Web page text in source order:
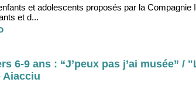
et adolescents proposés par la
et d...
6-9 ans : “J’peux pas j’ai musée”
Aiacciu